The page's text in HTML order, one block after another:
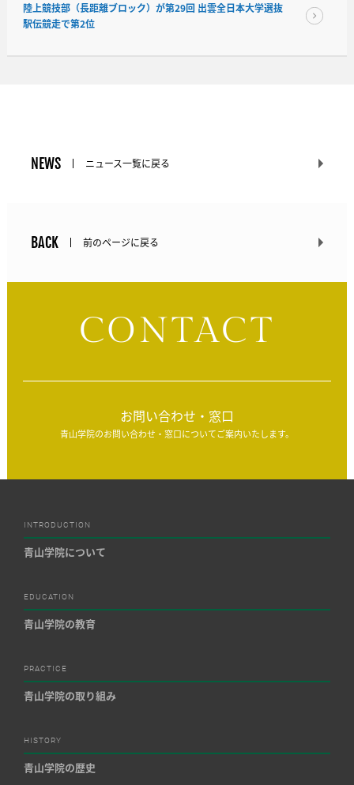
陸上競技部（長距離ブロック）が第29回 出雲全日本大学選抜
駅伝競走で第2位
NEWS ニュース一覧に戻る
BACK 前のページに戻る
CONTACT
お問い合わせ・窓口
青山学院のお問い合わせ・窓口についてご案内いたします。
INTRODUCTION
青山学院について
EDUCATION
青山学院の教育
PRACTICE
青山学院の取り組み
HISTORY
青山学院の歴史